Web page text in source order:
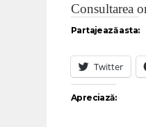
Consultarea
Partajează asta:
Twitter
Apreciază: